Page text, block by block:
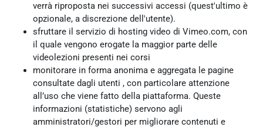
verrà riproposta nei successivi accessi (quest'ultimo è
opzionale, a discrezione dell'utente).
sfruttare il servizio di hosting video di Vimeo.com, con
il quale vengono erogate la maggior parte delle
videolezioni presenti nei corsi
monitorare in forma anonima e aggregata le pagine
consultate dagli utenti , con particolare attenzione
all’uso che viene fatto della piattaforma. Queste
informazioni (statistiche) servono agli
amministratori/gestori per migliorare contenuti e